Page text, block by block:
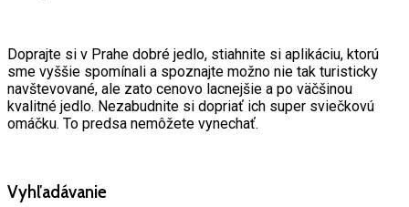
Doprajte si v Prahe dobré jedlo, stiahnite si aplikáciu, ktorú
sme vyššie spomínali a spoznajte možno nie tak turisticky
navštevované, ale zato cenovo lacnejšie a po väčšinou
kvalitné jedlo. Nezabudnite si dopriať ich super sviečkovú
omáčku. To predsa nemôžete vynechať.
Vyhľadávanie